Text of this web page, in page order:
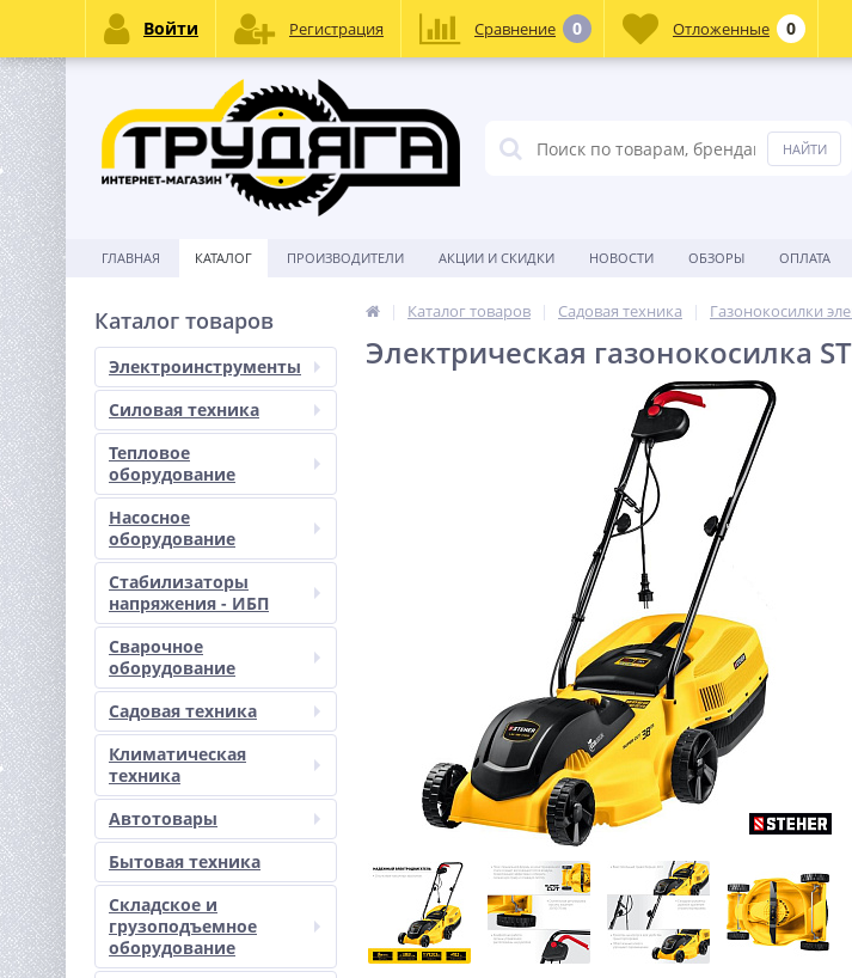
ГЛАВНАЯ КАТАЛОГ ПРОИЗВОДИТЕЛИ АКЦИИ И СКИДКИ НОВОСТИ ОБЗОРЫ ОПЛАТА
Каталог товаров
Электроинструменты
Силовая техника
Тепловое
оборудование
Насосное
оборудование
Стабилизаторы
напряжения - ИБП
Сварочное
оборудование
Садовая техника
Климатическая
техника
Автотовары
Бытовая техника
Складское и
грузоподъемное
оборудование
Каталог товаров Садовая техника Газонокосилки
Электрическая газонокосилка
Войти Регистрация Сравнение 0 Отложенные 0